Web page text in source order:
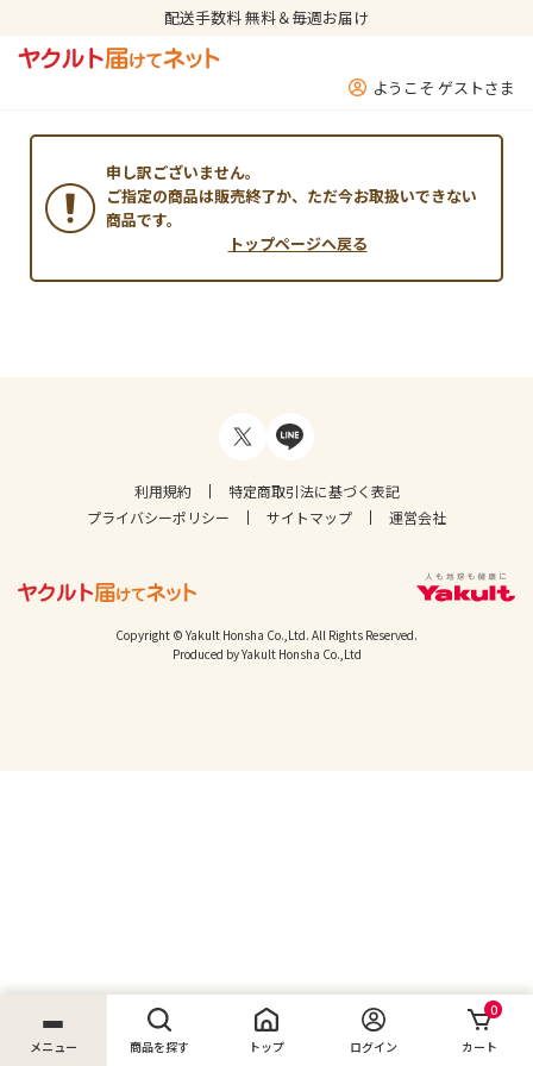
配送手数料 無料＆毎週お届け
ようこそ ゲストさま
メニュー 商品を探す トップ ログイン
0
カート
申し訳ございません。
ご指定の商品は販売終了か、ただ今お取扱いできない
商品です。
トップページへ戻る
利用規約
特定商取引法に基づく表記
プライバシーポリシー
サイトマップ 運営会社
Copyright © Yakult Honsha Co.,Ltd. All Rights Reserved.
Produced by Yakult Honsha Co.,Ltd